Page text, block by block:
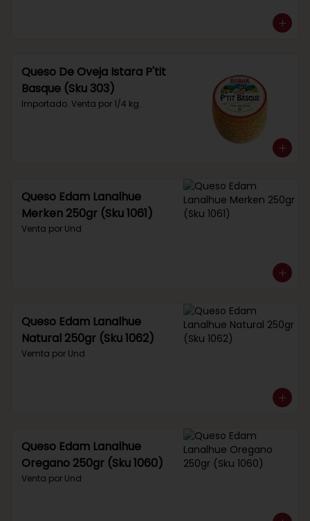
Queso De Oveja Istara P'tit
Basque (Sku 303)
Importado. Venta por 1/4 kg.
Queso Edam Lanalhue
Merken 250gr (Sku 1061)
Venta por Und
Queso Edam Lanalhue
Natural 250gr (Sku 1062)
Vemta por Und
Queso Edam Lanalhue
Oregano 250gr (Sku 1060)
Venta por Und